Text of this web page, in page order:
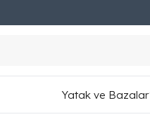
Yatak ve Bazalar